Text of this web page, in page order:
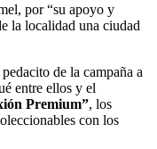
por “su apoyo y
la localidad una ciudad
de la campaña a
entre ellos y el
Premium”, los
con los